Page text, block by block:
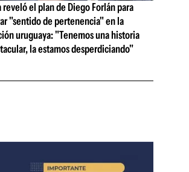
reveló el plan de Diego Forlán para
"sentido de pertenencia" en la
uruguaya: "Tenemos una historia
la estamos desperdiciando"